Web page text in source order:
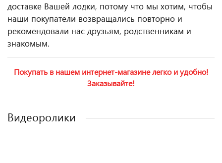
доставке Вашей лодки, потому что мы хотим, чтобы
наши покупатели возвращались повторно и
рекомендовали нас друзьям, родственникам и
знакомым.
Покупать в нашем интернет-магазине легко и удобно!
Заказывайте!
Видеоролики